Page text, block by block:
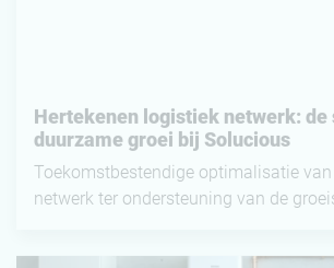
Hertekenen logistiek netwerk: de
duurzame groei bij Solucious
Toekomstbestendige optimalisatie van
netwerk ter ondersteuning van de